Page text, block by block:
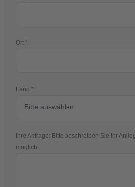
Ort
Land
Ihre Anfrage: Bitte beschreiben Sie Ihr
möglich.